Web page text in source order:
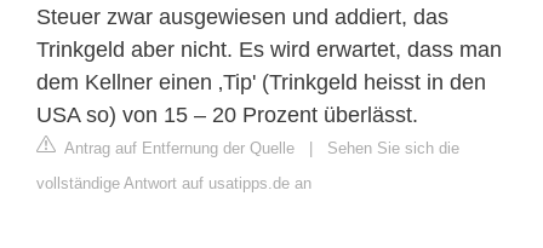
Steuer zwar ausgewiesen und addiert, das
Trinkgeld aber nicht. Es wird erwartet, dass man
dem Kellner einen ‚Tip' (Trinkgeld heisst in den
USA so) von 15 – 20 Prozent überlässt.
Antrag auf Entfernung der Quelle
Sehen Sie sich die
vollständige Antwort auf usatipps.de an